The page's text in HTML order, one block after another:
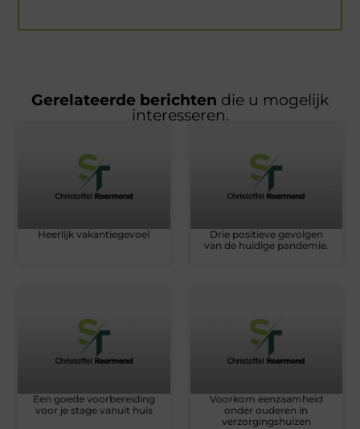
Gerelateerde berichten die u mogelijk
interesseren.
Heerlijk vakantiegevoel
Drie positieve gevolgen
van de huidige pandemie.
Een goede voorbereiding
voor je stage vanuit huis
Voorkom eenzaamheid
onder ouderen in
verzorgingshuizen